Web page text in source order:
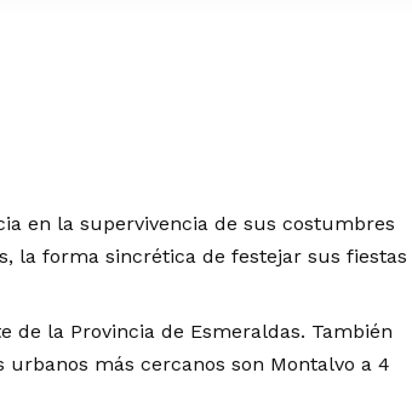
en la supervivencia de sus costumbres
la forma sincrética de festejar sus fiestas
de la Provincia de Esmeraldas. También
más cercanos son Montalvo a 4